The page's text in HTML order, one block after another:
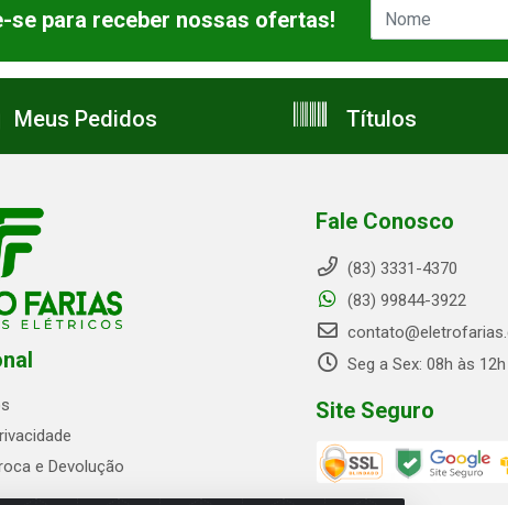
se para receber nossas ofertas!
Meus Pedidos Títulos
e Devolução
Fale Conosco
(83) 3331-4370
(83) 99844-3922
Seg a Sex: 08h às
Site Seguro